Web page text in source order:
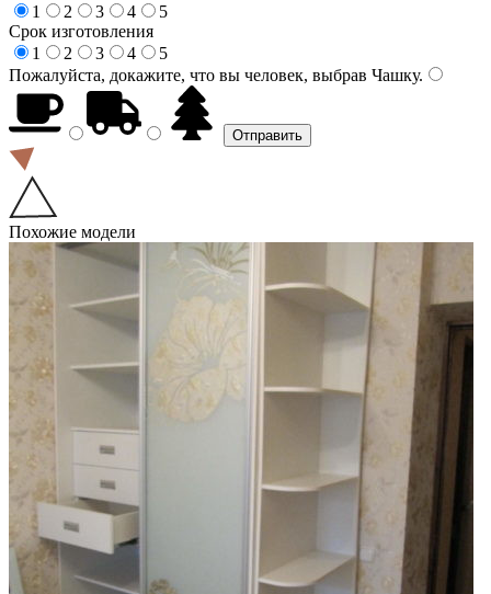
1
2 3 4
5
Срок изготовления
1
2 3 4
5
Пожалуйста, докажите, что вы человек, выбрав Чашку.
Похожие модели